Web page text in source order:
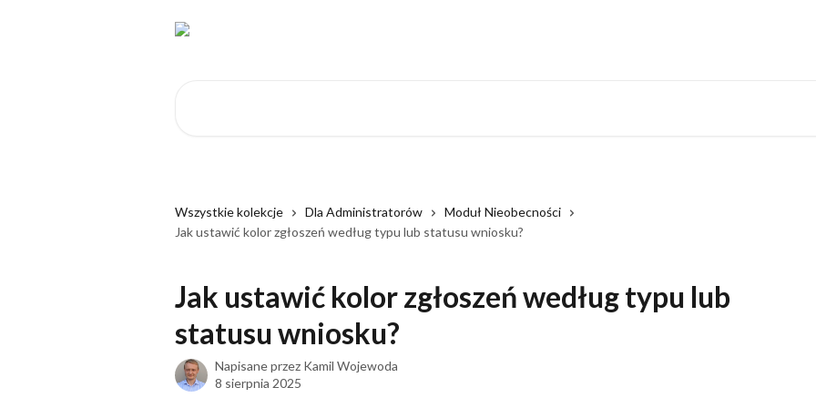
Wszystkie kolekcje Dla Administratorów
Moduł Nieobecności
Jak ustawić kolor zgłoszeń według typu lub statusu wniosku?
Jak ustawić kolor zgłoszeń według typu lub
statusu wniosku?
Napisane przez Kamil Wojewoda
8 sierpnia 2025